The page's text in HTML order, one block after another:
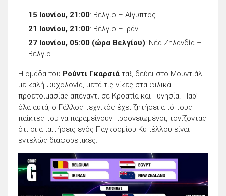
15 Ιουνίου, 21:00: Βέλγιο – Αίγυπτος
21 Ιουνίου, 21:00: Βέλγιο – Ιράν
27 Ιουνίου, 05:00 (ώρα Βελγίου): Νέα Ζηλανδία –
Βέλγιο
Η ομάδα του Ρούντι Γκαρσιά ταξιδεύει στο Μουντιάλ
με καλή ψυχολογία, μετά τις νίκες στα φιλικά
προετοιμασίας απέναντι σε Κροατία και Τυνησία. Παρ’
όλα αυτά, ο Γάλλος τεχνικός έχει ζητήσει από τους
παίκτες του να παραμείνουν προσγειωμένοι, τονίζοντας
ότι οι απαιτήσεις ενός Παγκοσμίου Κυπέλλου είναι
εντελώς διαφορετικές.